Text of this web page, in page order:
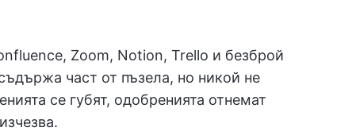
Zoom, Notion, Trello и безброй
част от пъзела, но никой не
се губят, одобренията отнемат